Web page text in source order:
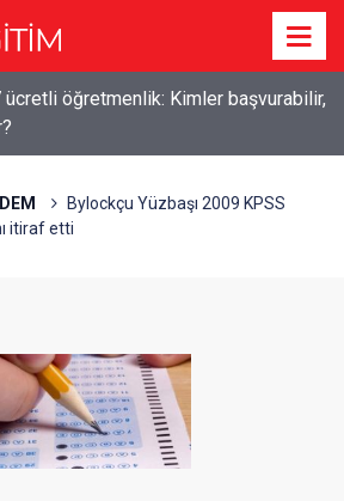
öğretmenlik: Kimler başvurabilir,
Bylockçu Yüzbaşı 2009 KPSS
itiraf etti